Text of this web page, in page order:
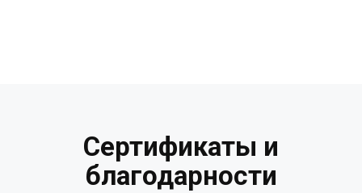
Сертификаты и
благодарности